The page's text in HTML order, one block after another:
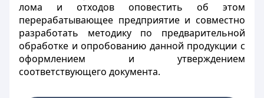
лома и отходов оповестить об этом
перерабатывающее предприятие и совместно
разработать методику по предварительной
обработке и опробованию данной продукции с
оформлением и утверждением
соответствующего документа.